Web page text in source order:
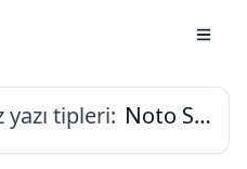
tipleri: Noto Sans Lao Looped